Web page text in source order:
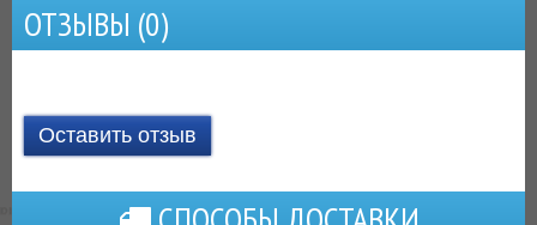
ОТЗЫВЫ (0)
Оставить отзыв